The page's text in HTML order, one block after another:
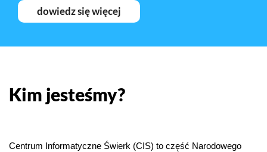
dowiedz się więcej
Kim jesteśmy?
Centrum Informatyczne Świerk (CIS) to część Narodowego